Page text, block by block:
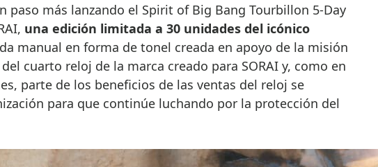
paso más lanzando el Spirit of Big Bang Tourbillon 5-Day
una edición limitada a 30 unidades del icónico
manual en forma de tonel creada en apoyo de la misión
del cuarto reloj de la marca creado para SORAI y, como en
parte de los beneficios de las ventas del reloj se
para que continúe luchando por la protección del